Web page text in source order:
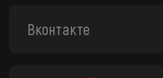
Вконтакте